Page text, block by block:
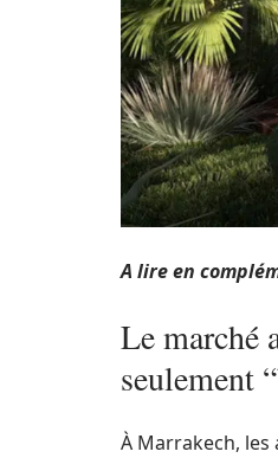
A lire en
Le marché
seulement
À Marrakech, les